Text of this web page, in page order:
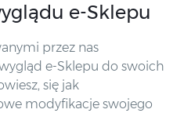
e-Sklepu
przez nas
e-Sklepu do swoich
się jak
modyfikacje swojego